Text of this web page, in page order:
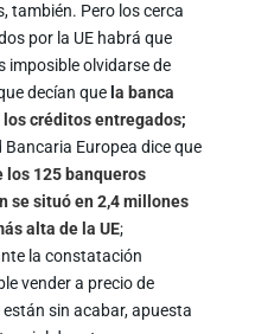
también. Pero los cerca
por la UE habrá que
imposible olvidarse de
decían que a banca
créditos entregados;
Europea dice que
los 125 banqueros
se situó en 2,4 millones
alta de la UE;
la constatación
vender a precio de
sin acabar, apuesta